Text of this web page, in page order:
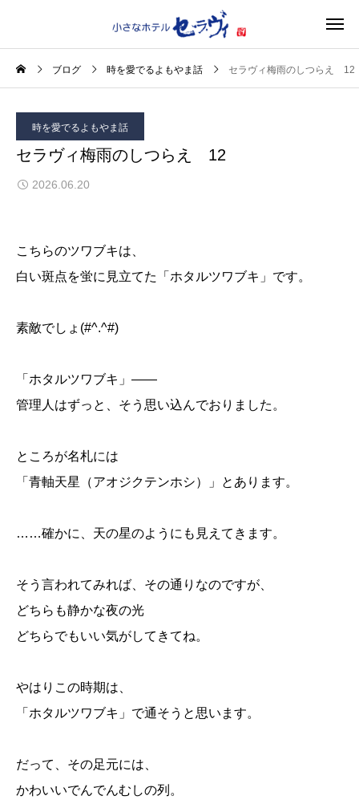
ブログ 時を愛でるよもやま話 セラヴィ梅雨のしつらえ 12
時を愛でるよもやま話
セラヴィ梅雨のしつらえ 12
2026.06.20
こちらのツワブキは、
白い斑点を蛍に見立てた「ホタルツワブキ」です。
素敵でしょ(#^.^#)
「ホタルツワブキ」――
管理人はずっと、そう思い込んでおりました。
ところが名札には
「青軸天星（アオジクテンホシ）」とあります。
……確かに、天の星のようにも見えてきます。
そう言われてみれば、その通りなのですが、
どちらも静かな夜の光
どちらでもいい気がしてきてね。
やはりこの時期は、
「ホタルツワブキ」で通そうと思います。
だって、その足元には、
かわいいでんでんむしの列。